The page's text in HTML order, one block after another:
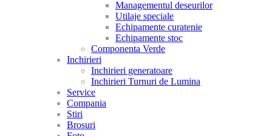
Managementul deseurilor
Utilaje speciale
Echipamente curatenie
Echipamente stoc
Componenta Verde
Inchirieri
Inchirieri generatoare
Inchirieri Turnuri de Lumina
Service
Compania
Stiri
Brosuri